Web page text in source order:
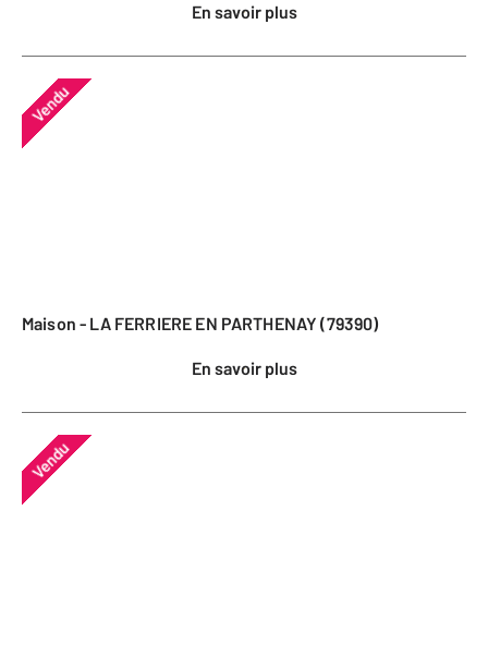
En savoir plus
Vendu
Maison - LA FERRIERE EN PARTHENAY (79390)
En savoir plus
Vendu